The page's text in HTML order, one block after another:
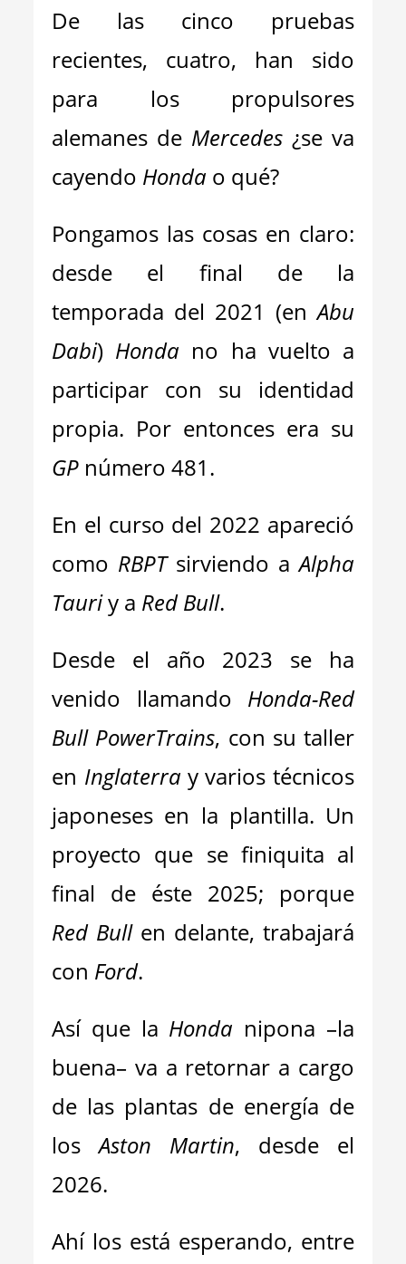
De las cinco pruebas
recientes, cuatro, han sido
para los propulsores
alemanes de Mercedes ¿se va
cayendo Honda o qué?
Pongamos las cosas en claro:
desde el final de la
temporada del 2021 (enAbu
Dabi) Honda no ha vuelto a
participar con su identidad
propia. Por entonces era su
GP número 481.
En el curso del 2022 apareció
como RBPTsirviendo aAlpha
Tauriy a Red Bull.
Desde el año 2023 se ha
venido llamando Honda-Red
Bull PowerTrains, con su taller
en Inglaterra y varios técnicos
japoneses en la plantilla. Un
proyecto que se finiquita al
final de éste 2025; porque
Red Bullen delante, trabajará
con Ford.
Así que la Honda nipona –la
buena– va a retornar a cargo
de las plantas de energía de
losAston Martin, desde el
2026.
Ahí los está esperando, entre